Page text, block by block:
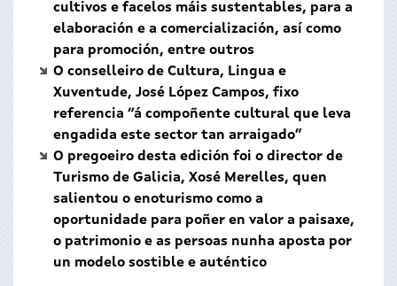
cultivos e facelos máis sustentables, para a
elaboración e a comercialización, así como
para promoción, entre outros
O conselleiro de Cultura, Lingua e
Xuventude, José López Campos, fixo
referencia “á compoñente cultural que leva
engadida este sector tan arraigado”
O pregoeiro desta edición foi o director de
Turismo de Galicia, Xosé Merelles, quen
salientou o enoturismo como a
oportunidade para poñer en valor a paisaxe,
o patrimonio e as persoas nunha aposta por
un modelo sostible e auténtico